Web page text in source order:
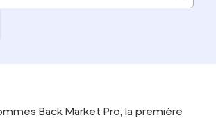
Back Market Pro, la première